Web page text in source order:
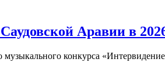
Аравии в
конкурса